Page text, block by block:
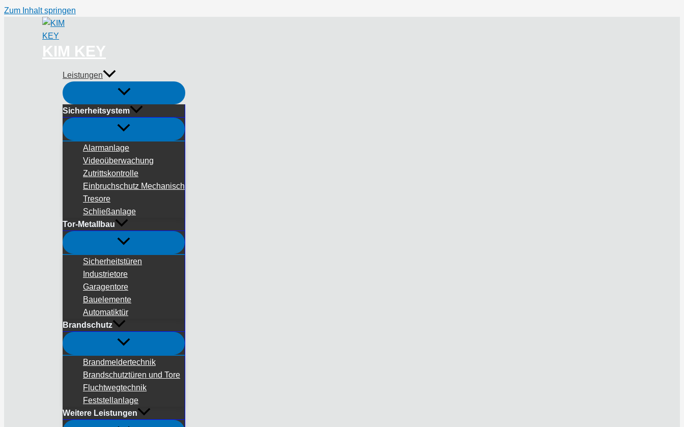
Zum Inhalt springen
KIM KEY
Leistungen
Sicherheitsystem
Alarmanlage
Videoüberwachung
Zutrittskontrolle
Einbruchschutz Mechanisch
Tresore
Schließanlage
Tor-Metallbau
Sicherheitstüren
Industrietore
Garagentore
Bauelemente
Automatiktür
Brandschutz
Brandmeldertechnik
Brandschutztüren und Tore
Fluchtwegtechnik
Feststellanlage
Weitere Leistungen